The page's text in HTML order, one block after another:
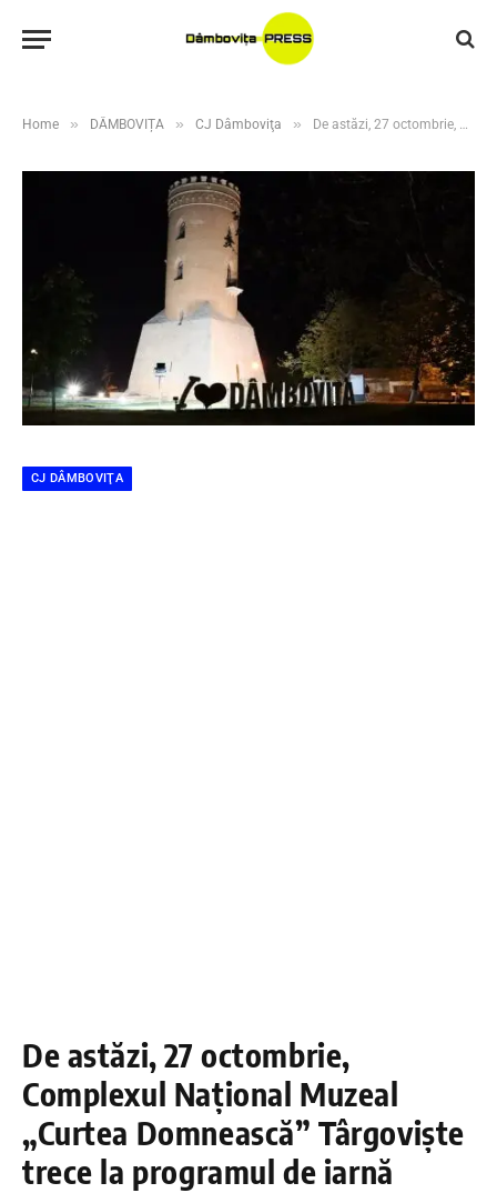
Home » DÂMBOVIȚA » CJ Dâmboviţa » De astăzi, 27 octombrie, Complexul Naţional Muzeal „Curtea Domnească” Târgovişte trece la programul de iarnă
CJ DÂMBOVIŢA
De astăzi, 27 octombrie,
Complexul Naţional Muzeal
„Curtea Domnească” Târgovişte
trece la programul de iarnă